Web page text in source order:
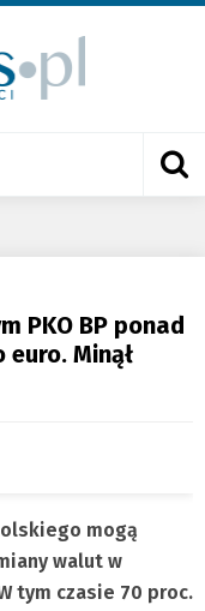
PKO BP ponad
Minął
mogą
walut w
tym czasie 70 proc.